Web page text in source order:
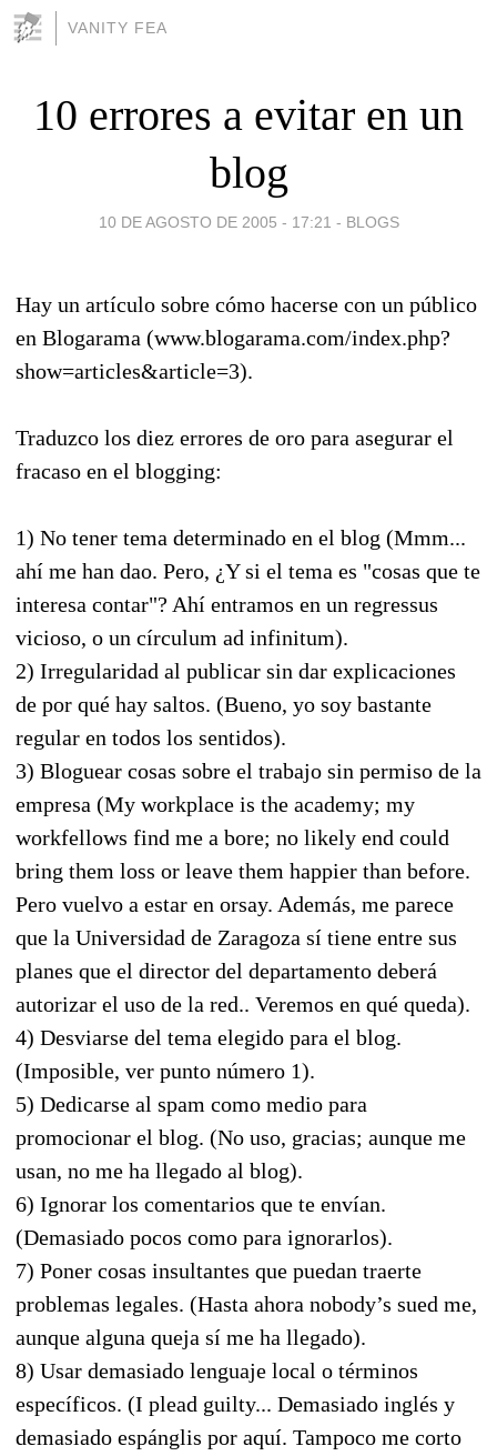
VANITY FEA
10 errores a evitar en un
blog
10 DE AGOSTO DE 2005 - 17:21 - BLOGS
Hay un artículo sobre cómo hacerse con un público
en Blogarama (www.blogarama.com/index.php?
show=articles&article=3).
Traduzco los diez errores de oro para asegurar el
fracaso en el blogging:
1) No tener tema determinado en el blog (Mmm...
ahí me han dao. Pero, ¿Y si el tema es "cosas que te
interesa contar"? Ahí entramos en un regressus
vicioso, o un círculum ad infinitum).
2) Irregularidad al publicar sin dar explicaciones
de por qué hay saltos. (Bueno, yo soy bastante
regular en todos los sentidos).
3) Bloguear cosas sobre el trabajo sin permiso de la
empresa (My workplace is the academy; my
workfellows find me a bore; no likely end could
bring them loss or leave them happier than before.
Pero vuelvo a estar en orsay. Además, me parece
que la Universidad de Zaragoza sí tiene entre sus
planes que el director del departamento deberá
autorizar el uso de la red.. Veremos en qué queda).
4) Desviarse del tema elegido para el blog.
(Imposible, ver punto número 1).
5) Dedicarse al spam como medio para
promocionar el blog. (No uso, gracias; aunque me
usan, no me ha llegado al blog).
6) Ignorar los comentarios que te envían.
(Demasiado pocos como para ignorarlos).
7) Poner cosas insultantes que puedan traerte
problemas legales. (Hasta ahora nobody’s sued me,
aunque alguna queja sí me ha llegado).
8) Usar demasiado lenguaje local o términos
específicos. (I plead guilty... Demasiado inglés y
demasiado espánglis por aquí. Tampoco me corto